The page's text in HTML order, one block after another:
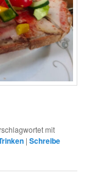
mit
|Schreibe